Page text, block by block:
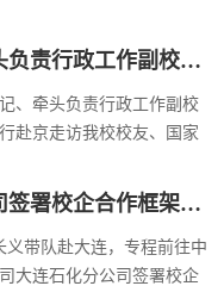
海对学...
总经理闫国春，化工事业
息化部综合处经理张涛等
家能源集团主楼会议室进
集团对我校一行的到来表
作为...
校党委副书记、牵头负责行政工作副校长刘坚带队走访我校校友、国家应急管理部总工程师李万春
、牵头负责行政工作副校
赴京走访我校校友、国家
绍学校办学75年发展成
区域发展战略需求，聚焦
动目标任务，全面深化综
养、持续提升科技创新能
我校与大连石化公司签署校企合作框架协议
义带队赴大连，专程前往中
大连石化分公司签署校企